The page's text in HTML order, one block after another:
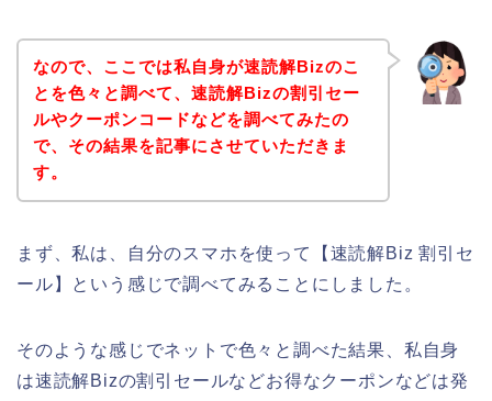
なので、ここでは私自身が速読解Bizのこ
とを色々と調べて、速読解Bizの割引セー
ルやクーポンコードなどを調べてみたの
で、その結果を記事にさせていただきま
す。
まず、私は、自分のスマホを使って【速読解Biz 割引セ
ール】という感じで調べてみることにしました。
そのような感じでネットで色々と調べた結果、私自身
は速読解Bizの割引セールなどお得なクーポンなどは発